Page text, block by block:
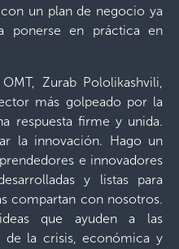
un plan de negocio ya
ponerse en práctica en
Zurab Pololikashvili,
más golpeado por la
respuesta firme y unida.
la innovación. Hago un
e innovadores
y listas para
compartan con nosotros.
que ayuden a las
de la crisis, económica y